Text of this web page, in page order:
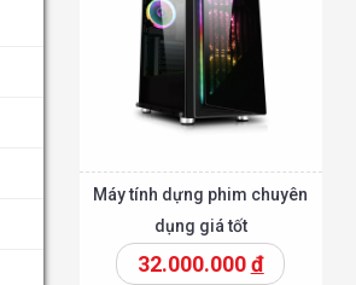
Máy tính dựng phim chuyên
dụng giá tốt
32.000.000đ